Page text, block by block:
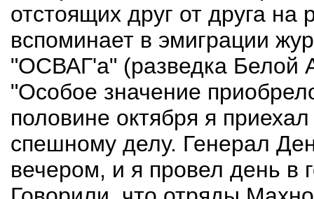
отстоящих друг от друга на
вспоминает в эмиграции
"ОСВАГ'а" (разведка Белой
"Особое значение
половине октября я
спешному делу. Генерал
вечером, и я провел день в